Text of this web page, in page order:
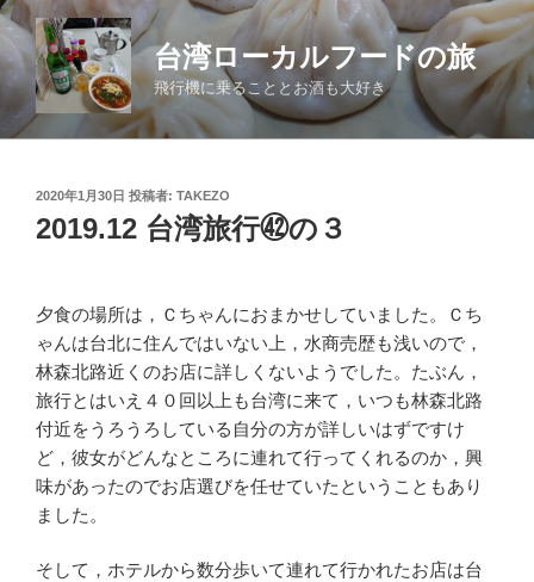
コ
テ
ン
台湾ローカルフードの旅
飛行機に乗ることとお酒も大好き
投
稿
日:
2020年1月30日 投稿者: TAKEZO
2019.12 台湾旅行㊷の３
夕食の場所は，Ｃちゃんにおまかせしていました。Ｃち
ゃんは台北に住んではいない上，水商売歴も浅いので，
林森北路近くのお店に詳しくないようでした。たぶん，
旅行とはいえ４０回以上も台湾に来て，いつも林森北路
付近をうろうろしている自分の方が詳しいはずですけ
ど，彼女がどんなところに連れて行ってくれるのか，興
味があったのでお店選びを任せていたということもあり
ました。
そして，ホテルから数分歩いて連れて行かれたお店は台